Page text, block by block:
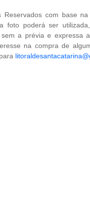
Reservados com base
foto poderá ser
a prévia e expressa
na compra de